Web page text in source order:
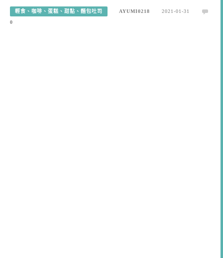
輕食、咖啡、蛋糕、甜點、麵包吐司 AYUMI0218
2021-01-31
0